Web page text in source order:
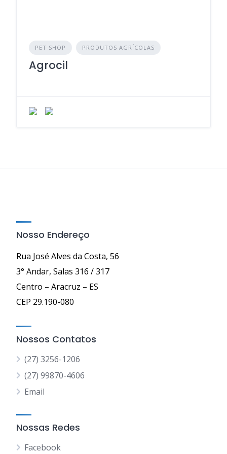
PET SHOP PRODUTOS AGRÍCOLAS
Agrocil
Nosso Endereço
Rua José Alves da Costa, 56
3° Andar, Salas 316 / 317
Centro – Aracruz – ES
CEP 29.190-080
Nossos Contatos
(27) 3256-1206
(27) 99870-4606
Email
Nossas Redes
Facebook